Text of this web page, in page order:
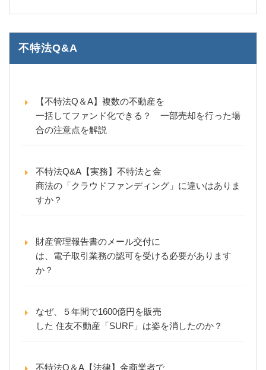
不特法Q&A
【不特法Q＆A】複数の不動産を
一括してファンド化できる？ 一部売却を行った場
合の注意点を解説
不特法Q&A【実務】不特法と金
商法の「クラウドファンディング」に違いはありま
すか？
財産管理報告書のメール交付に
は、電子取引業務の認可を受ける必要があります
か？
なぜ、５年間で1600億円を販売
した 住友不動産「SURF」は姿を消したのか？
不特法Q＆A【法律】金商業者で